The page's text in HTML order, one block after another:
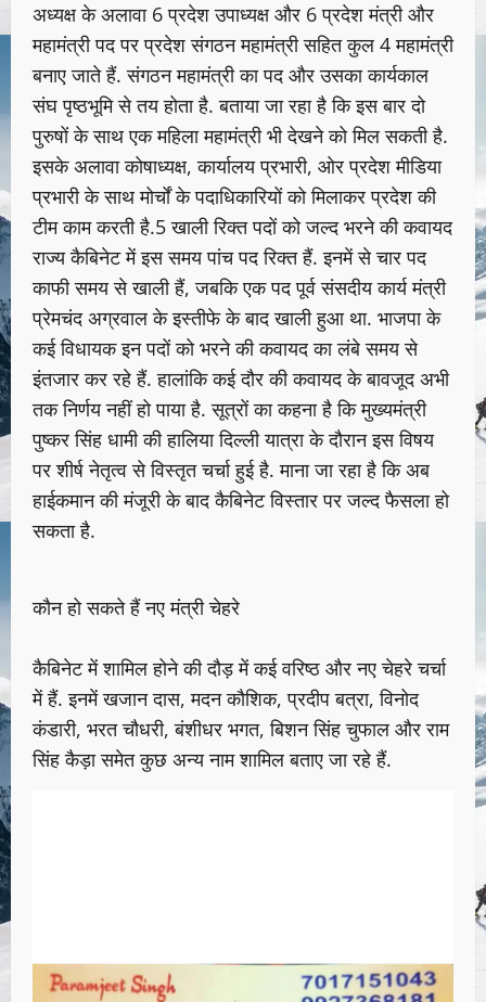
अध्यक्ष के अलावा 6 प्रदेश उपाध्यक्ष और 6 प्रदेश मंत्री और
महामंत्री पद पर प्रदेश संगठन महामंत्री सहित कुल 4 महामंत्री
बनाए जाते हैं. संगठन महामंत्री का पद और उसका कार्यकाल
संघ पृष्ठभूमि से तय होता है. बताया जा रहा है कि इस बार दो
पुरुषों के साथ एक महिला महामंत्री भी देखने को मिल सकती है.
इसके अलावा कोषाध्यक्ष, कार्यालय प्रभारी, ओर प्रदेश मीडिया
प्रभारी के साथ मोर्चों के पदाधिकारियों को मिलाकर प्रदेश की
टीम काम करती है.5 खाली रिक्त पदों को जल्द भरने की कवायद
राज्य कैबिनेट में इस समय पांच पद रिक्त हैं. इनमें से चार पद
काफी समय से खाली हैं, जबकि एक पद पूर्व संसदीय कार्य मंत्री
प्रेमचंद अग्रवाल के इस्तीफे के बाद खाली हुआ था. भाजपा के
कई विधायक इन पदों को भरने की कवायद का लंबे समय से
इंतजार कर रहे हैं. हालांकि कई दौर की कवायद के बावजूद अभी
तक निर्णय नहीं हो पाया है. सूत्रों का कहना है कि मुख्यमंत्री
पुष्कर सिंह धामी की हालिया दिल्ली यात्रा के दौरान इस विषय
पर शीर्ष नेतृत्व से विस्तृत चर्चा हुई है. माना जा रहा है कि अब
हाईकमान की मंजूरी के बाद कैबिनेट विस्तार पर जल्द फैसला हो
सकता है.
कौन हो सकते हैं नए मंत्री चेहरे
कैबिनेट में शामिल होने की दौड़ में कई वरिष्ठ और नए चेहरे चर्चा
में हैं. इनमें खजान दास, मदन कौशिक, प्रदीप बत्रा, विनोद
कंडारी, भरत चौधरी, बंशीधर भगत, बिशन सिंह चुफाल और राम
सिंह कैड़ा समेत कुछ अन्य नाम शामिल बताए जा रहे हैं.